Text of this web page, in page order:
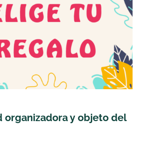
organizadora y objeto del